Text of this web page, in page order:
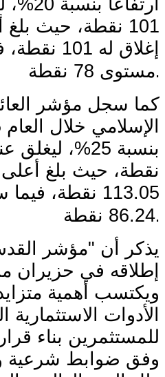
101 نقطة، حيث
إغلاق له
مستوى 78 نقطة.
كما سجل مؤشر
نقطة، حيث بلغ
113.05 نقطة،
86.24 نقطة.
يذكر أن "مؤشر
ويكتسب أهمية
الأدوات الاستثمارية
للمستثمرين بناء
وفق ضوابط شرعية